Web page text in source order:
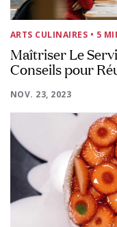
ARTS CULINAIRES • 5
Maîtriser Le
Conseils pour
NOV. 23, 2023